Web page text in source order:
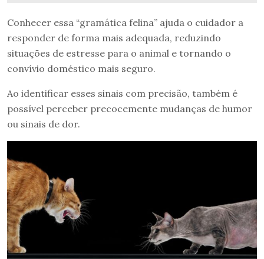
Conhecer essa “gramática felina” ajuda o cuidador a
responder de forma mais adequada, reduzindo
situações de estresse para o animal e tornando o
convívio doméstico mais seguro.
Ao identificar esses sinais com precisão, também é
possível perceber precocemente mudanças de humor
ou sinais de dor.